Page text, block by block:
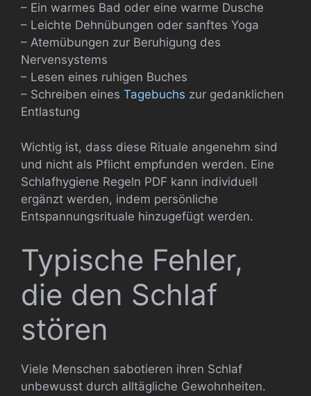
– Ein warmes Bad oder eine warme Dusche
– Leichte Dehnübungen oder sanftes Yoga
– Atemübungen zur Beruhigung des
Nervensystems
– Lesen eines ruhigen Buches
– Schreiben eines Tagebuchs zur gedanklichen
Entlastung
Wichtig ist, dass diese Rituale angenehm sind
und nicht als Pflicht empfunden werden. Eine
Schlafhygiene Regeln PDF kann individuell
ergänzt werden, indem persönliche
Entspannungsrituale hinzugefügt werden.
Typische Fehler,
die den Schlaf
stören
Viele Menschen sabotieren ihren Schlaf
unbewusst durch alltägliche Gewohnheiten.